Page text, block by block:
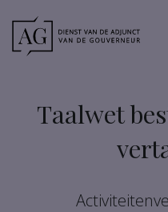
Taalwet